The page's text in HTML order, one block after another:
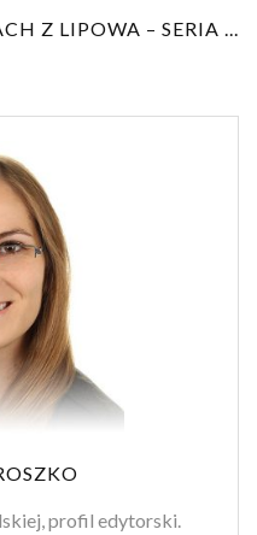
Z LIPOWA – SERIA ...
profil edytorski.